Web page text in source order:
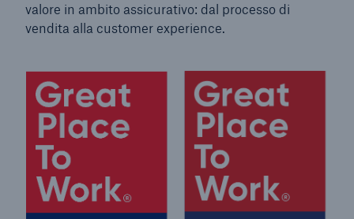
valore in ambito assicurativo: dal processo di
vendita alla customer experience.